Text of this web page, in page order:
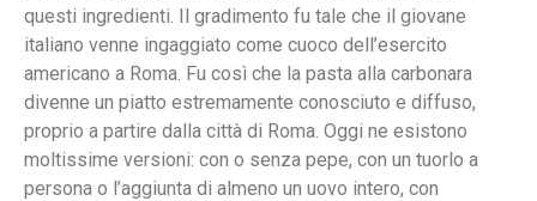
questi ingredienti. Il gradimento fu tale che il giovane
italiano venne ingaggiato come cuoco dell’esercito
americano a Roma. Fu così che la pasta alla carbonara
divenne un piatto estremamente conosciuto e diffuso,
proprio a partire dalla città di Roma. Oggi ne esistono
moltissime versioni: con o senza pepe, con un tuorlo a
persona o l’aggiunta di almeno un uovo intero, con